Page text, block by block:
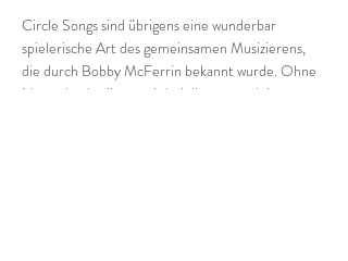
Circle Songs sind übrigens eine wunderbar
spielerische Art des gemeinsamen Musizierens,
die durch Bobby McFerrin bekannt wurde. Ohne
Noten ko-kreiieren wir bei dieser angeleiteten